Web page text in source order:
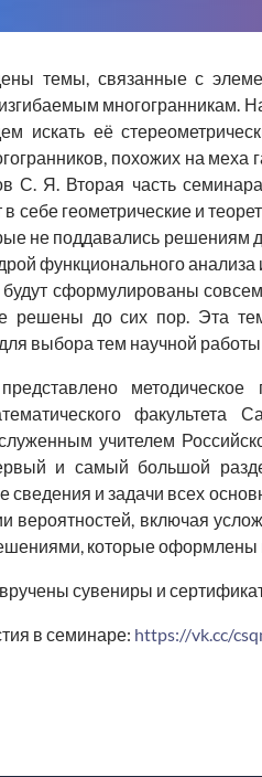
темы, связанные с
многогранникам.
искать её
похожих на меха
С. Я. Вторая часть
себе геометрические и
не поддавались решениям
функционального
сформулированы
решены до сих пор. Эта
выбора тем научной
методическое
факультета
учителем
и самый большой
сведения и задачи всех
вероятностей, включая
которые оформлены
сувениры и
в семинаре: https://vk.cc/